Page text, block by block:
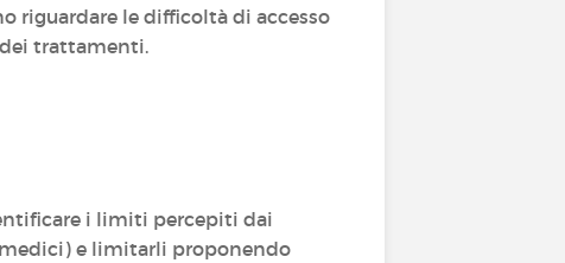
riguardare le difficoltà di accesso
dei trattamenti.
i limiti percepiti dai
e limitarli proponendo